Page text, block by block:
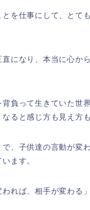
を仕事にして、とて
直になり、本当に心か
負って生きていた世
ると感じ方も見え方
、子供達の言動が変
ます。
われば、相手が変わる